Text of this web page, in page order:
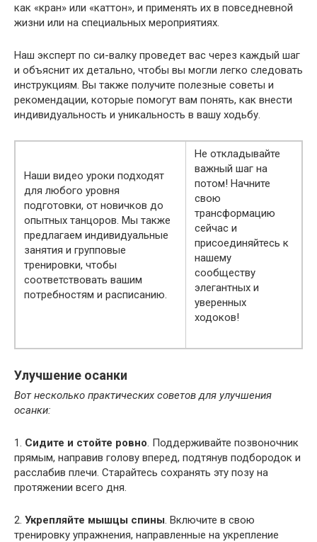
как «кран» или «каттон», и применять их в повседневной
жизни или на специальных мероприятиях.
Наш эксперт по си-валку проведет вас через каждый шаг
и объяснит их детально, чтобы вы могли легко следовать
инструкциям. Вы также получите полезные советы и
рекомендации, которые помогут вам понять, как внести
индивидуальность и уникальность в вашу ходьбу.
Наши видео уроки подходят
для любого уровня
подготовки, от новичков до
опытных танцоров. Мы также
предлагаем индивидуальные
занятия и групповые
тренировки, чтобы
соответствовать вашим
потребностям и расписанию.
Не откладывайте
важный шаг на
потом! Начните
свою
трансформацию
сейчас и
присоединяйтесь к
нашему
сообществу
элегантных и
уверенных
ходоков!
Улучшение осанки
Вот несколько практических советов для улучшения
осанки:
1. Сидите и стойте ровно. Поддерживайте позвоночник
прямым, направив голову вперед, подтянув подбородок и
расслабив плечи. Старайтесь сохранять эту позу на
протяжении всего дня.
2. Укрепляйте мышцы спины. Включите в свою
тренировку упражнения, направленные на укрепление